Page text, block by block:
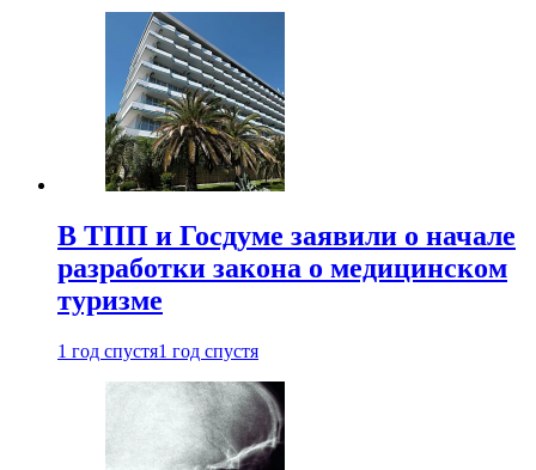
В ТПП и Госдуме заявили о начале
разработки закона о медицинском
туризме
1 год спустя1 год спустя